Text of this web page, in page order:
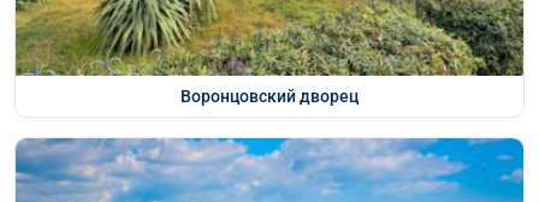
Воронцовский дворец